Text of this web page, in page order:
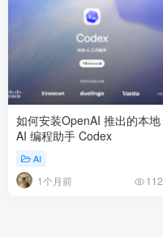
如何安装OpenAI 推出的本地
AI 编程助手 Codex
AI
1个月前 112